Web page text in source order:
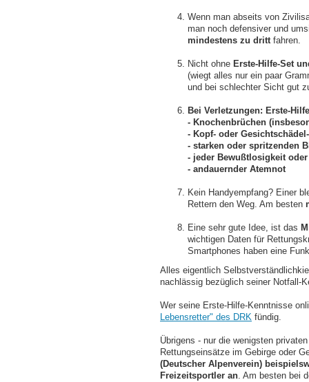
Wenn man abseits von
man noch defensiver und
mindestens zu drittfahren.
Nicht ohne Erste-Hilfe-Set
(wiegt alles nur ein paar
und bei schlechter Sicht gut
Bei Verletzungen: Erste-
- Knochenbrüchen
- Kopf- oder
- starken oder spritzenden
- jeder Bewußtlosigkeit
- andauernder Atemnot
Kein Handyempfang? Einer
Rettern den Weg. Am besten
Eine sehr gute Idee, ist das
wichtigen Daten für
Smartphones haben eine
Alles eigentlich
nachlässig bezüglich seiner Notfall-
Wer seine Erste-Hilfe-Kenntnisse
Lebensretter" des DRK fündig.
Übrigens - nur die wenigsten
Rettungseinsätze im Gebirge oder
(Deutscher Alpenverein)
Freizeitsportler an. Am besten bei